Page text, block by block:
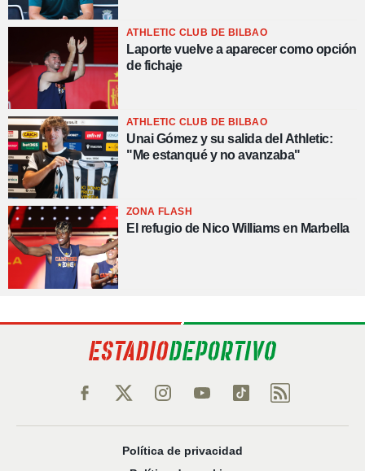
ATHLETIC CLUB DE BILBAO
Laporte vuelve a aparecer como opción
de fichaje
ATHLETIC CLUB DE BILBAO
Unai Gómez y su salida del Athletic:
"Me estanqué y no avanzaba"
ZONA FLASH
El refugio de Nico Williams en Marbella
Política de privacidad